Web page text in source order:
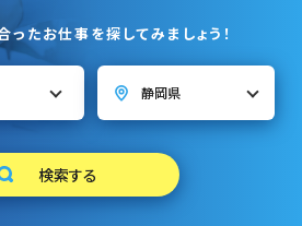
ったお仕事を探してみましょう！